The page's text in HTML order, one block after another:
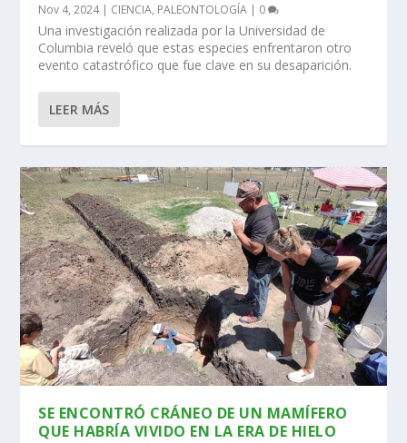
Nov 4, 2024| CIENCIA, PALEONTOLOGÍA | 0
Una investigación realizada por la Universidad de
Columbia reveló que estas especies enfrentaron otro
evento catastrófico que fue clave en su desaparición.
LEER MÁS
SE ENCONTRÓ CRÁNEO DE UN MAMÍFERO
QUE HABRÍA VIVIDO EN LA ERA DE HIELO